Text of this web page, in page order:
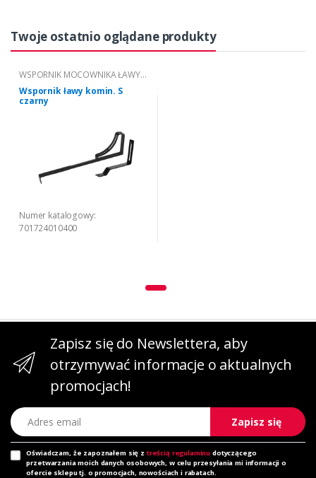
Twoje ostatnio oglądane produkty
WSPORNIK MOCOWNIKA ŁAWY
KOMINIARSKIEJ "S" - "KARPIÓWKA"
Wspornik ławy komin. S
czarny
Numer katalogowy:
701724010400
Zapisz się do Newslettera, aby
otrzymywać informacje o aktualnych
promocjach!
Adres email
Zapisz się
Oświadczam, że zapoznałem się z treścią regulaminu dotyczącego
przetwarzania moich danych osobowych, w celu przesyłania mi informacji o
ofercie sklepu tj. o promocjach, nowościach i rabatach.